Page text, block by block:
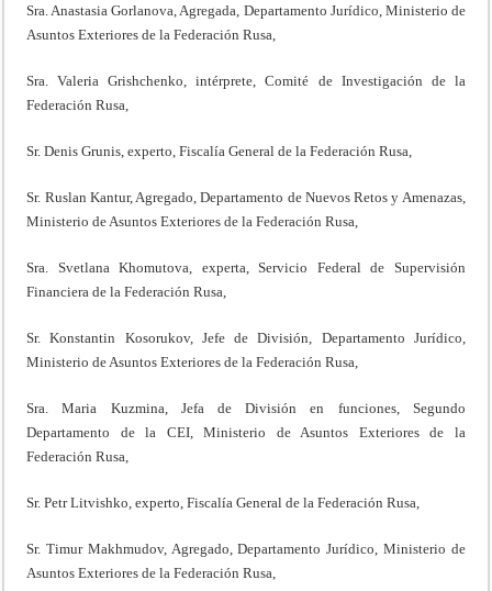
Sra. Anastasia Gorlanova, Agregada, Departamento Jurídico, Ministerio de
Asuntos Exteriores de la Federación Rusa,
Sra. Valeria Grishchenko, intérprete, Comité de Investigación de la
Federación Rusa,
Sr. Denis Grunis, experto, Fiscalía General de la Federación Rusa,
Sr. Ruslan Kantur, Agregado, Departamento de Nuevos Retos y Amenazas,
Ministerio de Asuntos Exteriores de la Federación Rusa,
Sra. Svetlana Khomutova, experta, Servicio Federal de Supervisión
Financiera de la Federación Rusa,
Sr. Konstantin Kosorukov, Jefe de División, Departamento Jurídico,
Ministerio de Asuntos Exteriores de la Federación Rusa,
Sra. Maria Kuzmina, Jefa de División en funciones, Segundo
Departamento de la CEI, Ministerio de Asuntos Exteriores de la
Federación Rusa,
Sr. Petr Litvishko, experto, Fiscalía General de la Federación Rusa,
Sr. Timur Makhmudov, Agregado, Departamento Jurídico, Ministerio de
Asuntos Exteriores de la Federación Rusa,